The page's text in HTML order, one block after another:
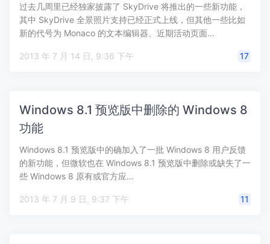
过去几周里已经独家披露了 SkyDrive 将推出的一些新功能，
其中 SkyDrive 全景照片支持已经正式上线，但其他一些比如
新的代号为 Monaco 的文本编辑器、近期活动页面…
2013 年 7 月 14 日, 9:36 下午 17
Windows 8.1 预览版中删除的 Windows 8
功能
Windows 8.1 预览版中的确加入了一批 Windows 8 用户反馈
的新功能，但微软也在 Windows 8.1 预览版中删除或缺失了一
些 Windows 8 原有或官方应…
2013 年 7 月 9 日, 9:37 下午 11